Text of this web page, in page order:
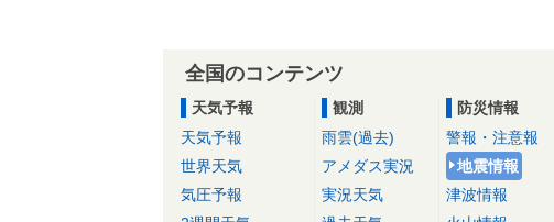
全国のコンテンツ
天気予報
天気予報
世界天気
気圧予報
観測
雨雲(過去)
アメダス実況
実況天気
防災情報
警報・注意報
地震情報
津波情報